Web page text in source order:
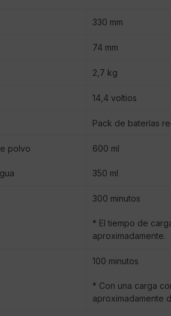
330 mm
74 mm
2,7 kg
14,4 voltios
Pack de baterías
polvo 600 ml
350 ml
300 minutos
* El tiempo de
aproximadamente.
100 minutos
* Con una carga
aproximadamente